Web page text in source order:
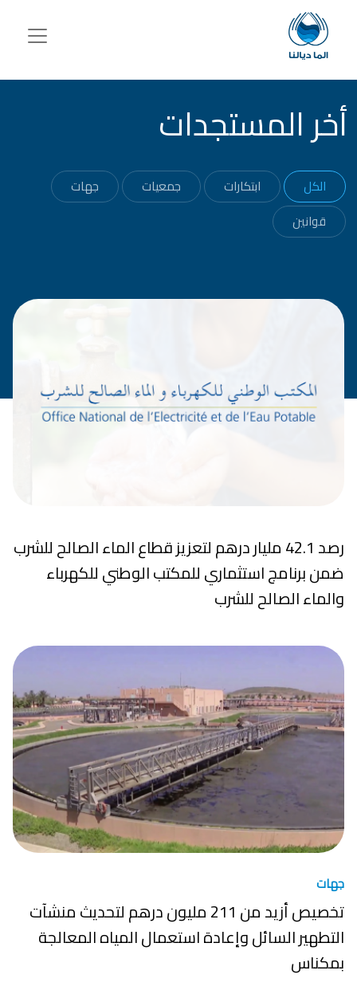
تجاوز إلى المحتوى الرئيسي
أخر المستجدات
الكل ابتكارات جمعيات
جهات
قوانين
رصد 42.1 مليار درهم لتعزيز قطاع الماء الصالح للشرب
ضمن برنامج استثماري للمكتب الوطني للكهرباء
والماء الصالح للشرب
جهات
تخصيص أزيد من 211 مليون درهم لتحديث منشآت
التطهير السائل وإعادة استعمال المياه المعالجة
بمكناس